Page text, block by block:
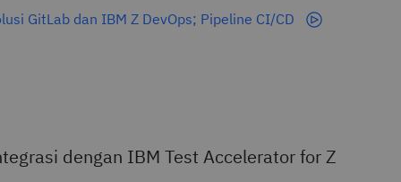
GitLab dan IBM Z DevOps; Pipeline CI/CD
dengan IBM Test Accelerator for Z